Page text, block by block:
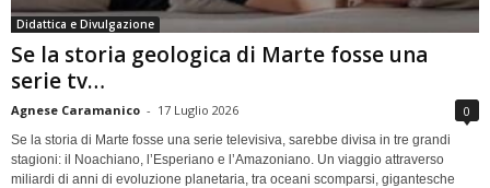
Didattica e Divulgazione
Se la storia geologica di Marte fosse una
serie tv…
Agnese Caramanico - 17 Luglio 2026 0
Se la storia di Marte fosse una serie televisiva, sarebbe divisa in tre grandi
stagioni: il Noachiano, l’Esperiano e l’Amazoniano. Un viaggio attraverso
miliardi di anni di evoluzione planetaria, tra oceani scomparsi, gigantesche